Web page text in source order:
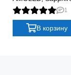
DLC Titanium with
Silicone
1
В корзину